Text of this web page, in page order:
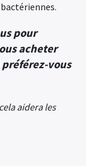
pour
acheter
vous
aidera les